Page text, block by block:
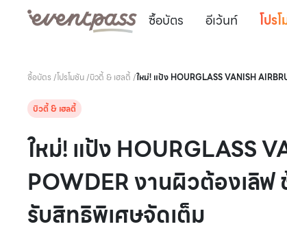
ซื้อบัตร อีเว้นท์ โปร
ซื้อบัตร /โปรโมชัน/บิวตี้ & เฮลตี้ /ใหม่! แป้ง HOURGLASS VANISH
บิวตี้ & เฮลตี้
ใหม่! แป้ง HOURGLASS
POWDER งานผิวต้องเลิ
รับสิทธิพิเศษจัดเต็ม